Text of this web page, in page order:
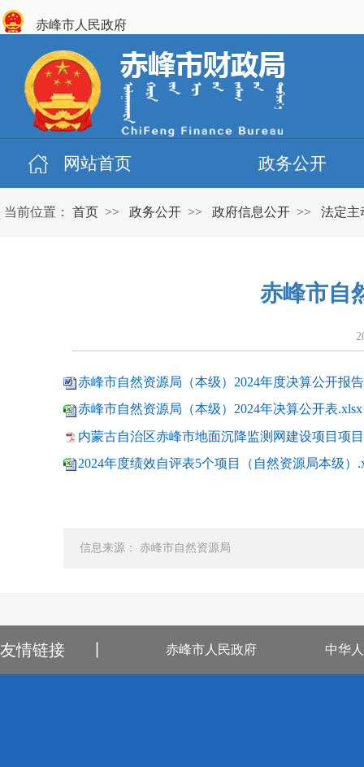
赤峰市人民政府
网站首页 政务公开
当前位置： 首页 >> 政务公开 >> 政府信息公开 >> 法定主
赤峰市自
赤峰市自然资源局（本级）2024年度决算公开报
赤峰市自然资源局（本级）2024年决算公开表.xlsx
内蒙古自治区赤峰市地面沉降监测网建设项目项
2024年度绩效自评表5个项目（自然资源局本级）
信息来源： 赤峰市自然资源局
友情链接 赤峰市人民政府 中华